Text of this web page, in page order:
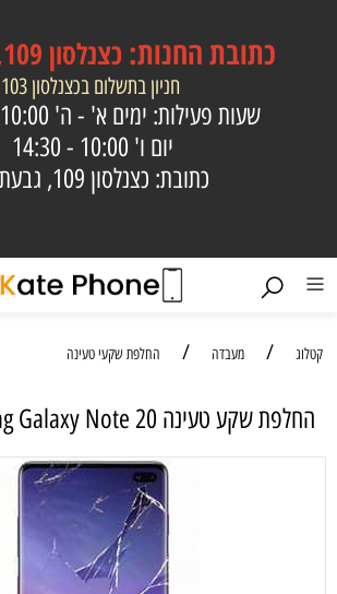
כתובתהחנות: כצנלסון 109, גבעתיים
חניון בתשלום בכצנלסון 103
שעות פעילות: ימים א' - ה' 10:00 - 18:30
יום ו' 10:00 - 14:30
כתובת: כצנלסון 109, גבעתיים
קטלוג / מעבדה / החלפת שקעי טעינה
‏החלפת שקע טעינה Samsung Galaxy Note 20 סמסונג